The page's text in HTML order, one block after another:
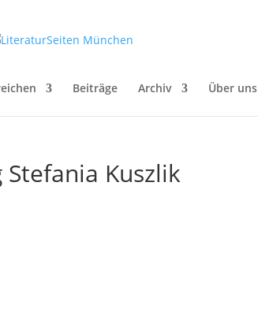
Beiträge Archiv Über uns
Kuszlik